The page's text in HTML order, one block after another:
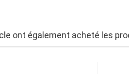
ont également acheté les